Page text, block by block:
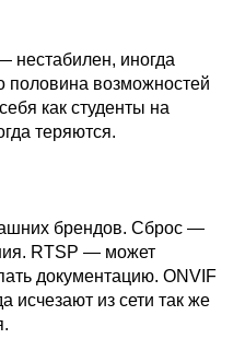
иногда
половина возможностей
как студенты на
теряются.
брендов. Сброс —
RTSP — может
документацию. ONVIF
из сети так же